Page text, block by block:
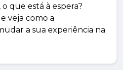
o que está à espera?
veja como a
a sua experiência na